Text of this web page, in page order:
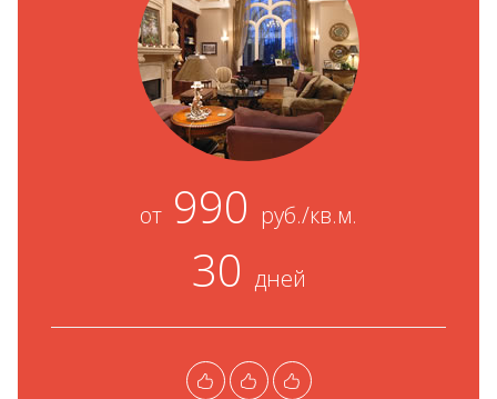
от 990 руб./кв.м.
30 дней